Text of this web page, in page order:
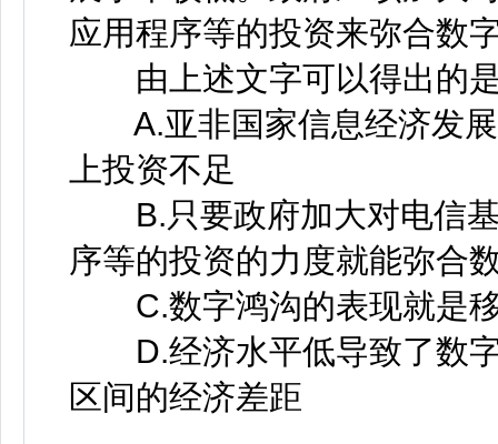
应用程序等的投资来弥合数
由上述文字可以得出的
A.亚非国家信息经济发展
上投资不足
B.只要政府加大对电信基
序等的投资的力度就能弥合
C.数字鸿沟的表现就是移
D.经济水平低导致了数字
区间的经济差距